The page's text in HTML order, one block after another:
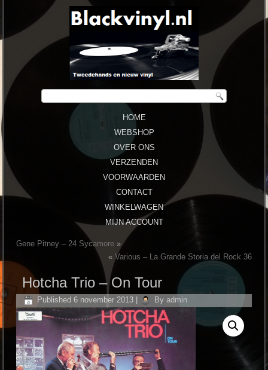
HOME
WEBSHOP
OVER ONS
VERZENDEN
VOORWAARDEN
CONTACT
WINKELWAGEN
MIJN ACCOUNT
Gene Pitney – 24 Sycamore »
« Various – La Grande Storia del Rock 36
Hotcha Trio – On Tour
Published 6 november 2013 By admin